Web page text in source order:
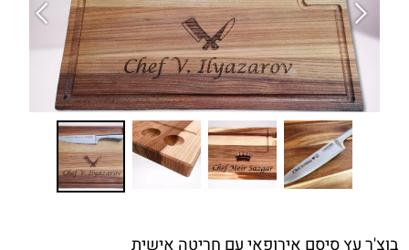
בוצ'ר עץ סיסם אירופאי עם חריטה אישית